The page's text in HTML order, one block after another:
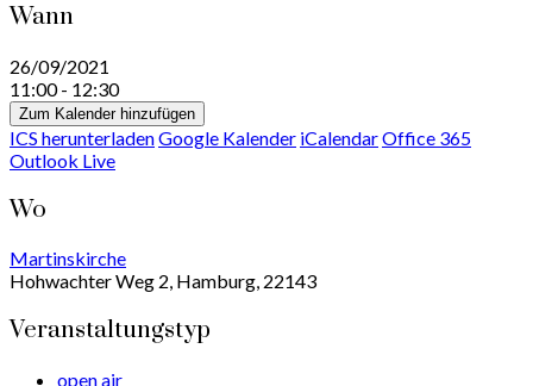
Wann
26/09/2021
11:00 - 12:30
Zum Kalender hinzufügen
ICS herunterladenGoogle Kalender iCalendarOffice 365
Outlook Live
Wo
Martinskirche
Hohwachter Weg 2, Hamburg, 22143
Veranstaltungstyp
open air